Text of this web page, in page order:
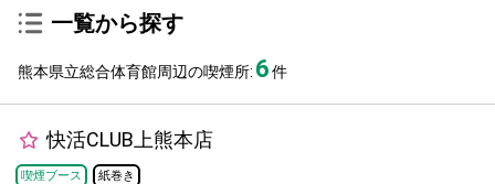
一覧から探す
熊本県立総合体育館周辺の喫煙所: 6件
快活CLUB上熊本店
喫煙ブース 紙巻き